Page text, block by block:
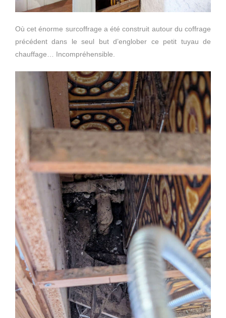
Où cet énorme surcoffrage a été construit autour du coffrage
précédent dans le seul but d’englober ce petit tuyau de
chauffage… Incompréhensible.